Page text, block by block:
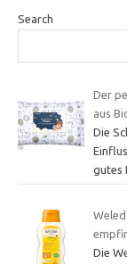
Search
Der
aus
Die
gutes
Die